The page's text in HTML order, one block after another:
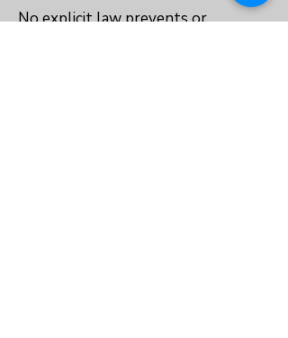
No explicit law prevents or